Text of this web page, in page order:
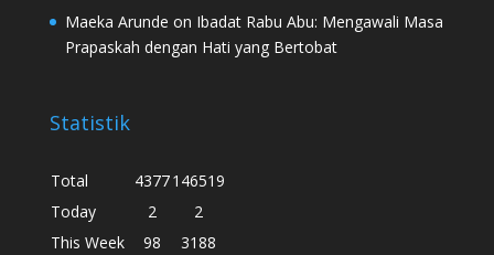
Maeka Arunde on Ibadat Rabu Abu: Mengawali Masa
Prapaskah dengan Hati yang Bertobat
Statistik
Total 4377146519
Today
2
2
This Week
98 3188